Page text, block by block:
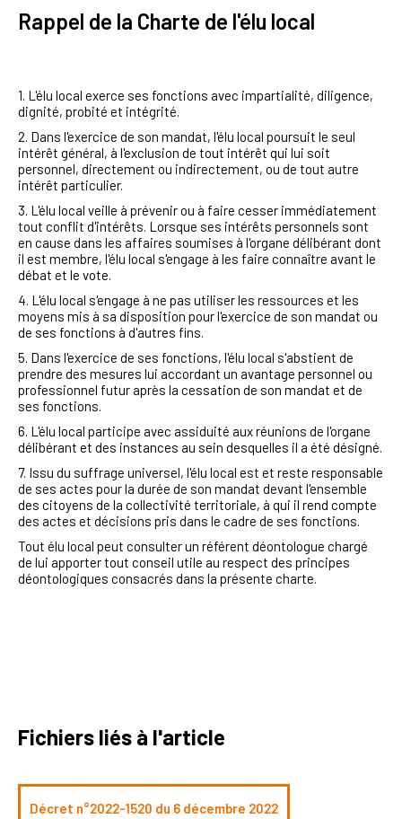
Rappel de la Charte de l'élu local
1. L'élu local exerce ses fonctions avec impartialité, diligence,
dignité, probité et intégrité.
2. Dans l'exercice de son mandat, l'élu local poursuit le seul
intérêt général, à l'exclusion de tout intérêt qui lui soit
personnel, directement ou indirectement, ou de tout autre
intérêt particulier.
3. L'élu local veille à prévenir ou à faire cesser immédiatement
tout conflit d'intérêts. Lorsque ses intérêts personnels sont
en cause dans les affaires soumises à l'organe délibérant dont
il est membre, l'élu local s'engage à les faire connaître avant le
débat et le vote.
4. L'élu local s'engage à ne pas utiliser les ressources et les
moyens mis à sa disposition pour l'exercice de son mandat ou
de ses fonctions à d'autres fins.
5. Dans l'exercice de ses fonctions, l'élu local s'abstient de
prendre des mesures lui accordant un avantage personnel ou
professionnel futur après la cessation de son mandat et de
ses fonctions.
6. L'élu local participe avec assiduité aux réunions de l'organe
délibérant et des instances au sein desquelles il a été désigné.
7. Issu du suffrage universel, l'élu local est et reste responsable
de ses actes pour la durée de son mandat devant l'ensemble
des citoyens de la collectivité territoriale, à qui il rend compte
des actes et décisions pris dans le cadre de ses fonctions.
Tout élu local peut consulter un référent déontologue chargé
de lui apporter tout conseil utile au respect des principes
déontologiques consacrés dans la présente charte.
Fichiers liés à l'article
Décret n°2022-1520 du 6 décembre 2022